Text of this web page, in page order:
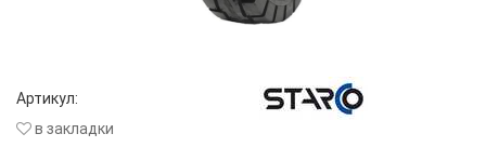
Артикул:
в закладки